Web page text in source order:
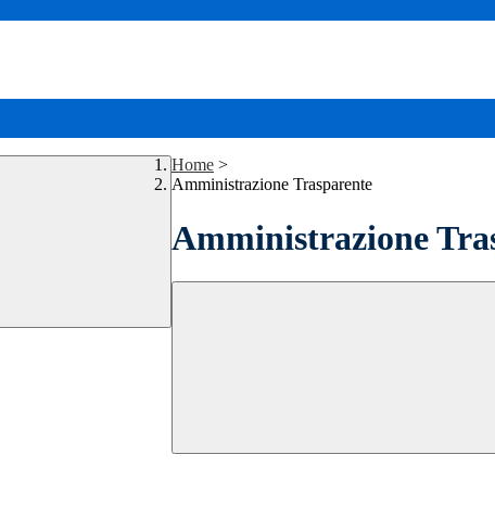
Home >
Amministrazione Trasparente
Amministrazione